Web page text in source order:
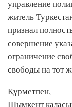
управление
житель
признал
совершение
ограничение
свободы на тот
Құрметпен,
Шымкент